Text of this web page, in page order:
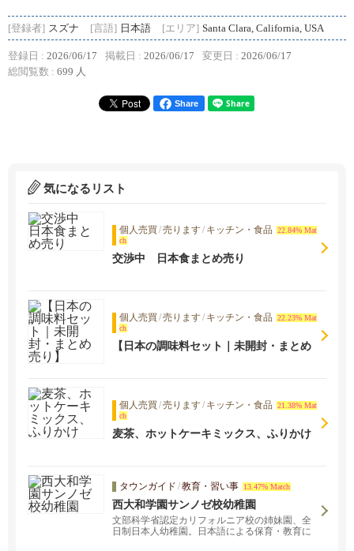
[登録者] スズナ [言語] 日本語 [エリア] Santa Clara, California, USA
登録日 : 2026/06/17 掲載日 : 2026/06/17 変更日 : 2026/06/17
総閲覧数 : 699 人
Share
気になるリスト
個人売買 /売ります/ キッチン・食品
22.84% Mat
ch
交渉中 日本食まとめ売り
個人売買 /売ります/ キッチン・食品
22.23% Mat
ch
【日本の調味料セット｜未開封・まとめ
個人売買 /売ります/ キッチン・食品
21.38% Mat
ch
麦茶、ホットケーキミックス、ふりかけ
タウンガイド /教育・習い事 13.47% Match
西大和学園サンノゼ校幼稚園
文部科学省認定カリフォルニア校の姉妹園、全
日制日本人幼稚園。日本語による保育・教育に